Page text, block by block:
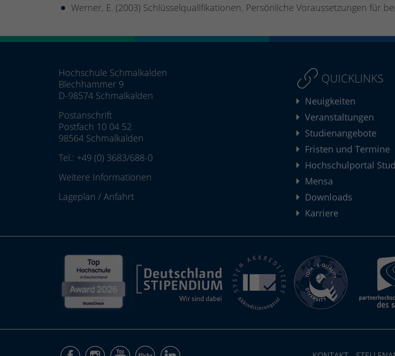
Werner, E. (2003) Schlüsselqualifikationen. Persönliche Voraussetzungen für
Hochschule Schmalkalden
Blechhammer 9
D-98574 Schmalkalden
Postanschrift
Postfach 10 04 52
98564 Schmalkalden
Tel.: +49 (0) 3683/688-0
Weitere Informationen
Lageplan / Anfahrt
QUICKLINKS
Neuigkeiten
Veranstaltungen
Studienangebote
Fristen und Termine
Hochschulportal
Mensa
Downloads
Karriere